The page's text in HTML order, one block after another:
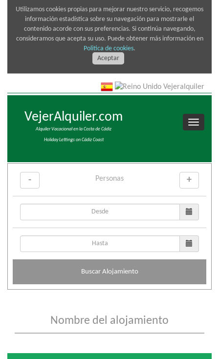
Utilizamos cookies propias para mejorar nuestro servicio, recogemos
información estadística sobre su navegación para mostrarle el
contenido acorde con sus preferencias. Si continúa navegando,
consideramos que acepta su uso. Puede obtener más información en
Politica de cookies.
Aceptar
VejerAlquiler.com
Alquiler Vacacional en la Costa de Cádiz
Holiday Lettings on Cádiz Coast
Personas
- +
Buscar Alojamiento